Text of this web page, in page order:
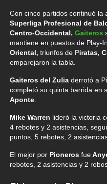
Con cinco partidos continuó la
Superliga Profesional de
Centro-Occidental, Gaiteros
mantiene en puestos de Play-
Oriental, triunfos de Piratas,
emparejaron la tabla.
Gaiteros del Zulia derrotó a
completó su quinta barrida en
Aponte
Mike Warren lideró la victoria
4 rebotes y 2 asistencias,
puntos, 5 rebotes, 2
El mejor por Pioneros fue
rebotes, 2 asistencias y 2